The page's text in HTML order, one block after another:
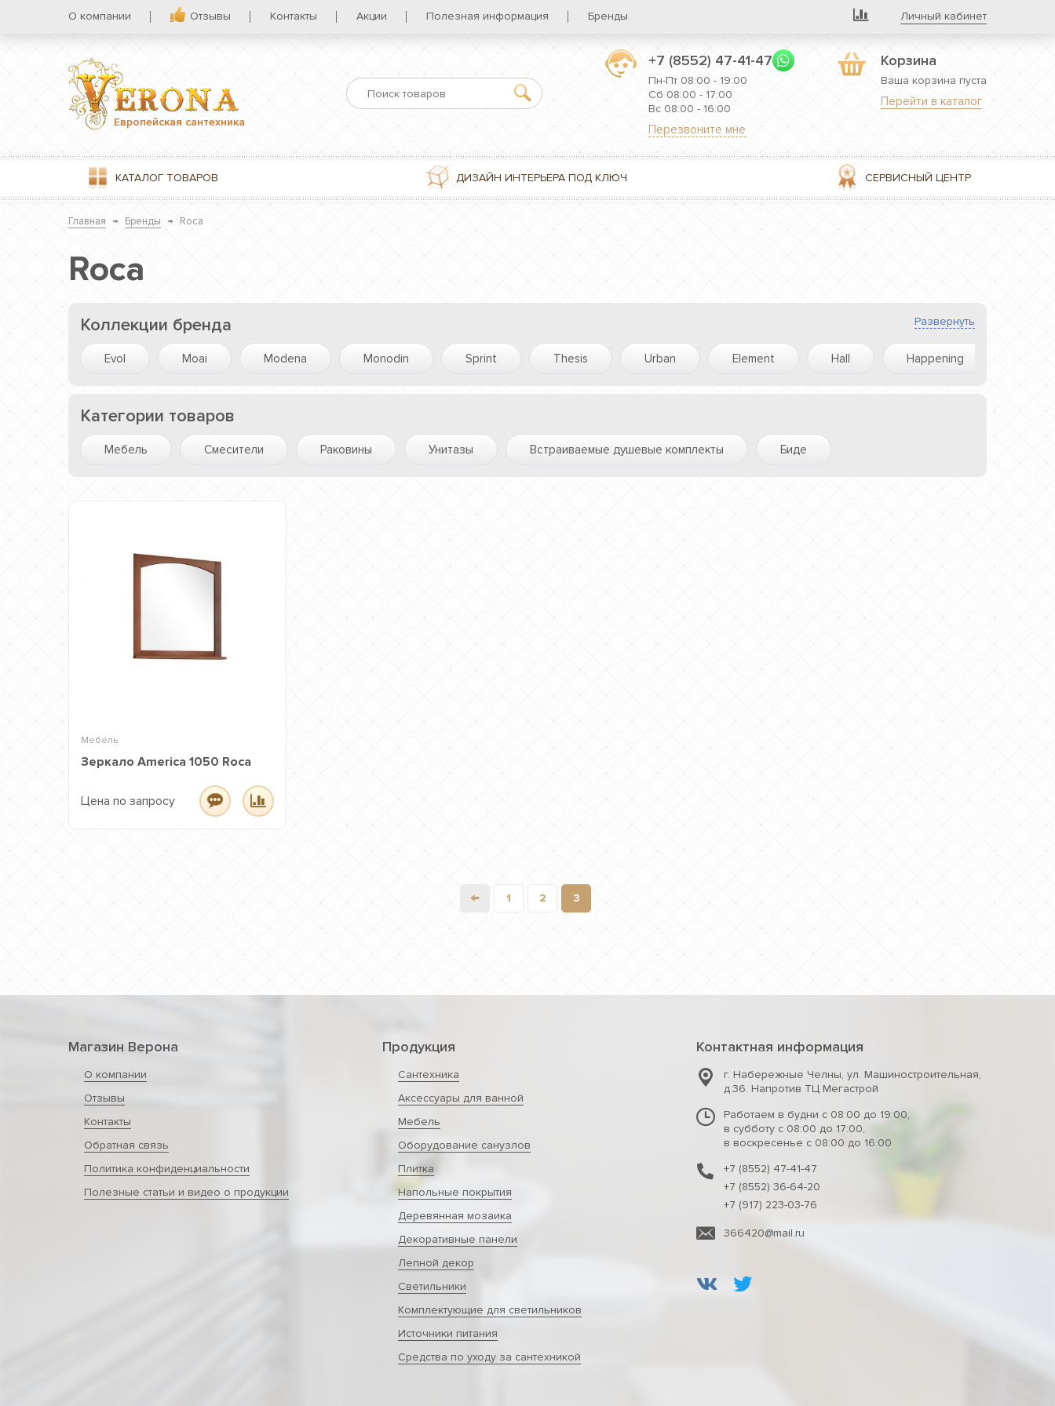
О компании Отзывы Контакты Акции Полезная информация Бренды Личный кабинет
Европейская сантехника
Корзина
Ваша корзина пуста
Перейти в каталог
+7 (8552) 47-41-47
Пн-Пт 08:00 - 19:00
Сб 08:00 - 17:00
Вс 08:00 - 16:00
Перезвоните мне
КАТАЛОГ ТОВАРОВ ДИЗАЙН ИНТЕРЬЕРА ПОД КЛЮЧ СЕРВИСНЫЙ ЦЕНТР
Главная → Бренды → Roca
Roca
Коллекции бренда
Evol Moai Modena Monodin Sprint Thesis Urban Element Hall Happening
Развернуть
Категории товаров
Мебель Смесители Раковины Унитазы Встраиваемые душевые комплекты Биде
Мебель
Зеркало America 1050 Roca
Цена по запросу
← 1 2 3
Магазин Верона
О компании
Отзывы
Контакты
Обратная связь
Политика конфиденциальности
Полезные статьи и видео о продукции
Продукция
Сантехника
Аксессуары для ванной
Мебель
Оборудование санузлов
Плитка
Напольные покрытия
Деревянная мозаика
Декоративные панели
Лепной декор
Светильники
Комплектующие для светильников
Источники питания
Средства по уходу за сантехникой
Контактная информация
г. Набережные Челны, ул. Машиностроительная,
д.36. Напротив ТЦ Мегастрой
Работаем в будни с 08:00 до 19:00,
в субботу с 08:00 до 17:00,
в воскресенье с 08:00 до 16:00
+7 (8552) 47-41-47
+7 (8552) 36-64-20
+7 (917) 223-03-76
366420@mail.ru